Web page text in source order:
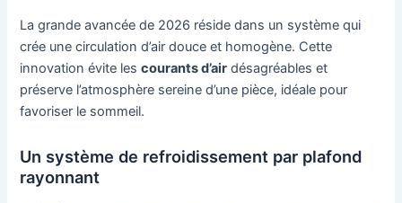
La grande avancée de 2026 réside dans un système qui
crée une circulation d’air douce et homogène. Cette
innovation évite lescourants d’air désagréables et
préserve l’atmosphère sereine d’une pièce, idéale pour
favoriser le sommeil.
Un système de refroidissement par plafond
rayonnant